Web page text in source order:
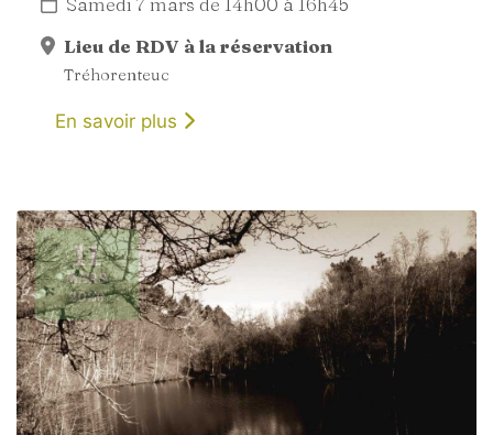
Lieu de RDV à la réservation
Tréhorenteuc
En savoir plus
11
MARS
2026